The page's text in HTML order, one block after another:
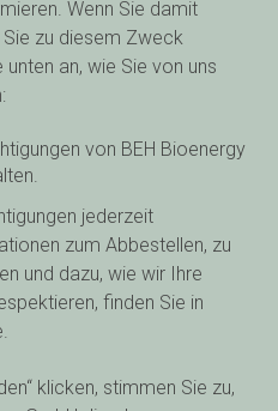
Wenn Sie damit
zu diesem Zweck
an, wie Sie von uns
von BEH Bioenergy
jederzeit
zum Abbestellen, zu
und dazu, wie wir Ihre
finden Sie in
klicken, stimmen Sie zu,